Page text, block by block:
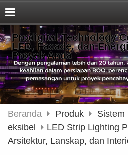
Prodigital Technology
LED, Facade, dan
Proyek Anda
Beranda Produk
Sistem
eksibel
LED Strip Lighting
Arsitektur, Lanskap, dan